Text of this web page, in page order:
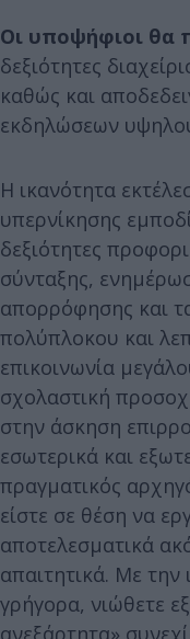
Οι υποψήφιοι θα
δεξιότητες
καθώς και
εκδηλώσεων
Η ικανότητα
υπερνίκησης
δεξιότητες
σύνταξης,
απορρόφησης και
πολύπλοκου και
επικοινωνία
σχολαστική
στην άσκηση
εσωτερικά και
πραγματικός
είστε σε θέση να
αποτελεσματικά
απαιτητικά. Με την
γρήγορα, νιώθετε
ανεξάρτητα»